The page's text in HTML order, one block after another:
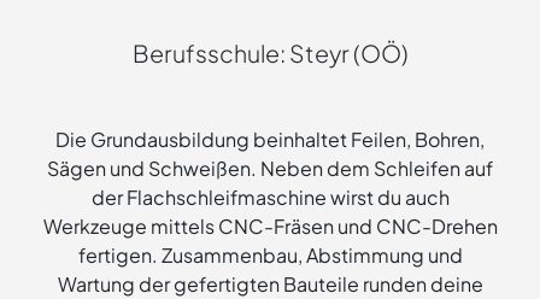
Berufsschule: Steyr (OÖ)
Die Grundausbildung beinhaltet Feilen, Bohren,
Sägen und Schweißen. Neben dem Schleifen auf
der Flachschleifmaschine wirst du auch
Werkzeuge mittels CNC-Fräsen und CNC-Drehen
fertigen. Zusammenbau, Abstimmung und
Wartung der gefertigten Bauteile runden deine